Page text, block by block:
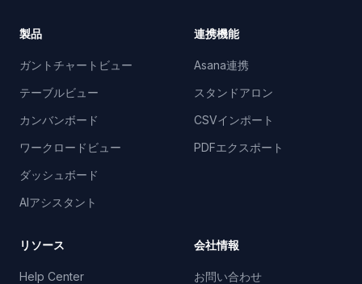
製品
ガントチャートビュー
テーブルビュー
カンバンボード
ワークロードビュー
ダッシュボード
AIアシスタント
連携機能
Asana連携
スタンドアロン
CSVインポート
PDFエクスポート
リソース
Help Center
会社情報
お問い合わせ